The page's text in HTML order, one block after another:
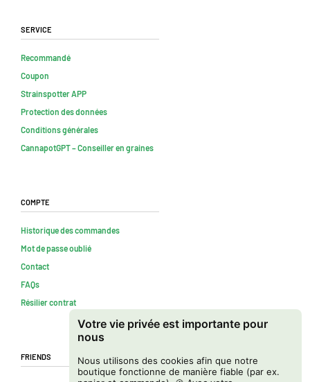
Votre vie privée est importante pour
nous
Nous utilisons des cookies afin que notre
boutique fonctionne de manière fiable (par ex.
Service
Recommandé
Coupon
Strainspotter APP
Protection des données
Conditions générales
CannapotGPT – Conseiller en graines
Compte
Historique des commandes
Mot de passe oublié
Contact
FAQs
Résilier contrat
Friends